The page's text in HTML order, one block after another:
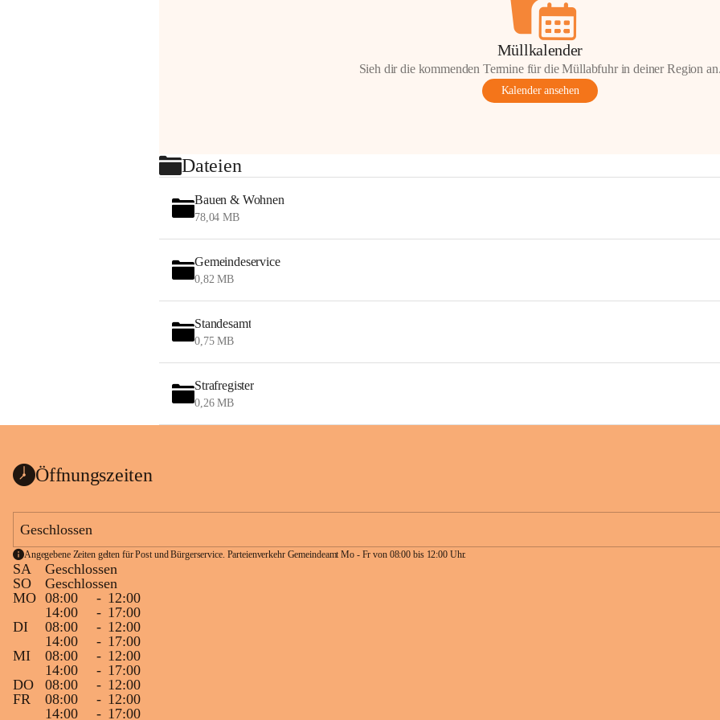
Müllkalender
Sieh dir die kommenden Termine für die Müllabfuhr in deiner Region
Kalender ansehen
Dateien
Bauen & Wohnen
78,04 MB
Gemeindeservice
0,82 MB
Standesamt
0,75 MB
Strafregister
0,26 MB
Öffnungszeiten
Geschlossen
Angegebene Zeiten gelten für Post und Bürgerservice. Parteienverkehr Gemeindeamt Mo - Fr von 08:00 bis 12:00 Uhr.
SA
Geschlossen
SO
Geschlossen
MO 08:00 - 12:00
14:00
- 17:00
DI
08:00 - 12:00
14:00
- 17:00
MI
08:00 - 12:00
14:00
- 17:00
DO
08:00 - 12:00
FR
08:00 - 12:00
14:00
- 17:00